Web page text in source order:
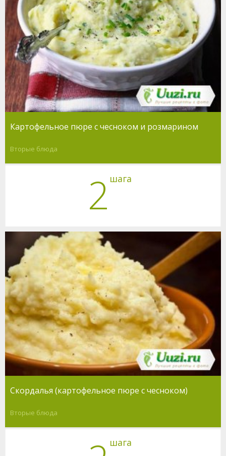
Картофельное пюре с чесноком и розмарином
Вторые блюда
2 шага
Скордалья (картофельное пюре с чесноком)
Вторые блюда
шага